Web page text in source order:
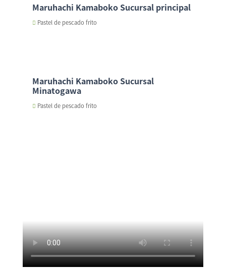
Maruhachi Kamaboko Sucursal principal
Pastel de pescado frito
Maruhachi Kamaboko Sucursal
Minatogawa
Pastel de pescado frito